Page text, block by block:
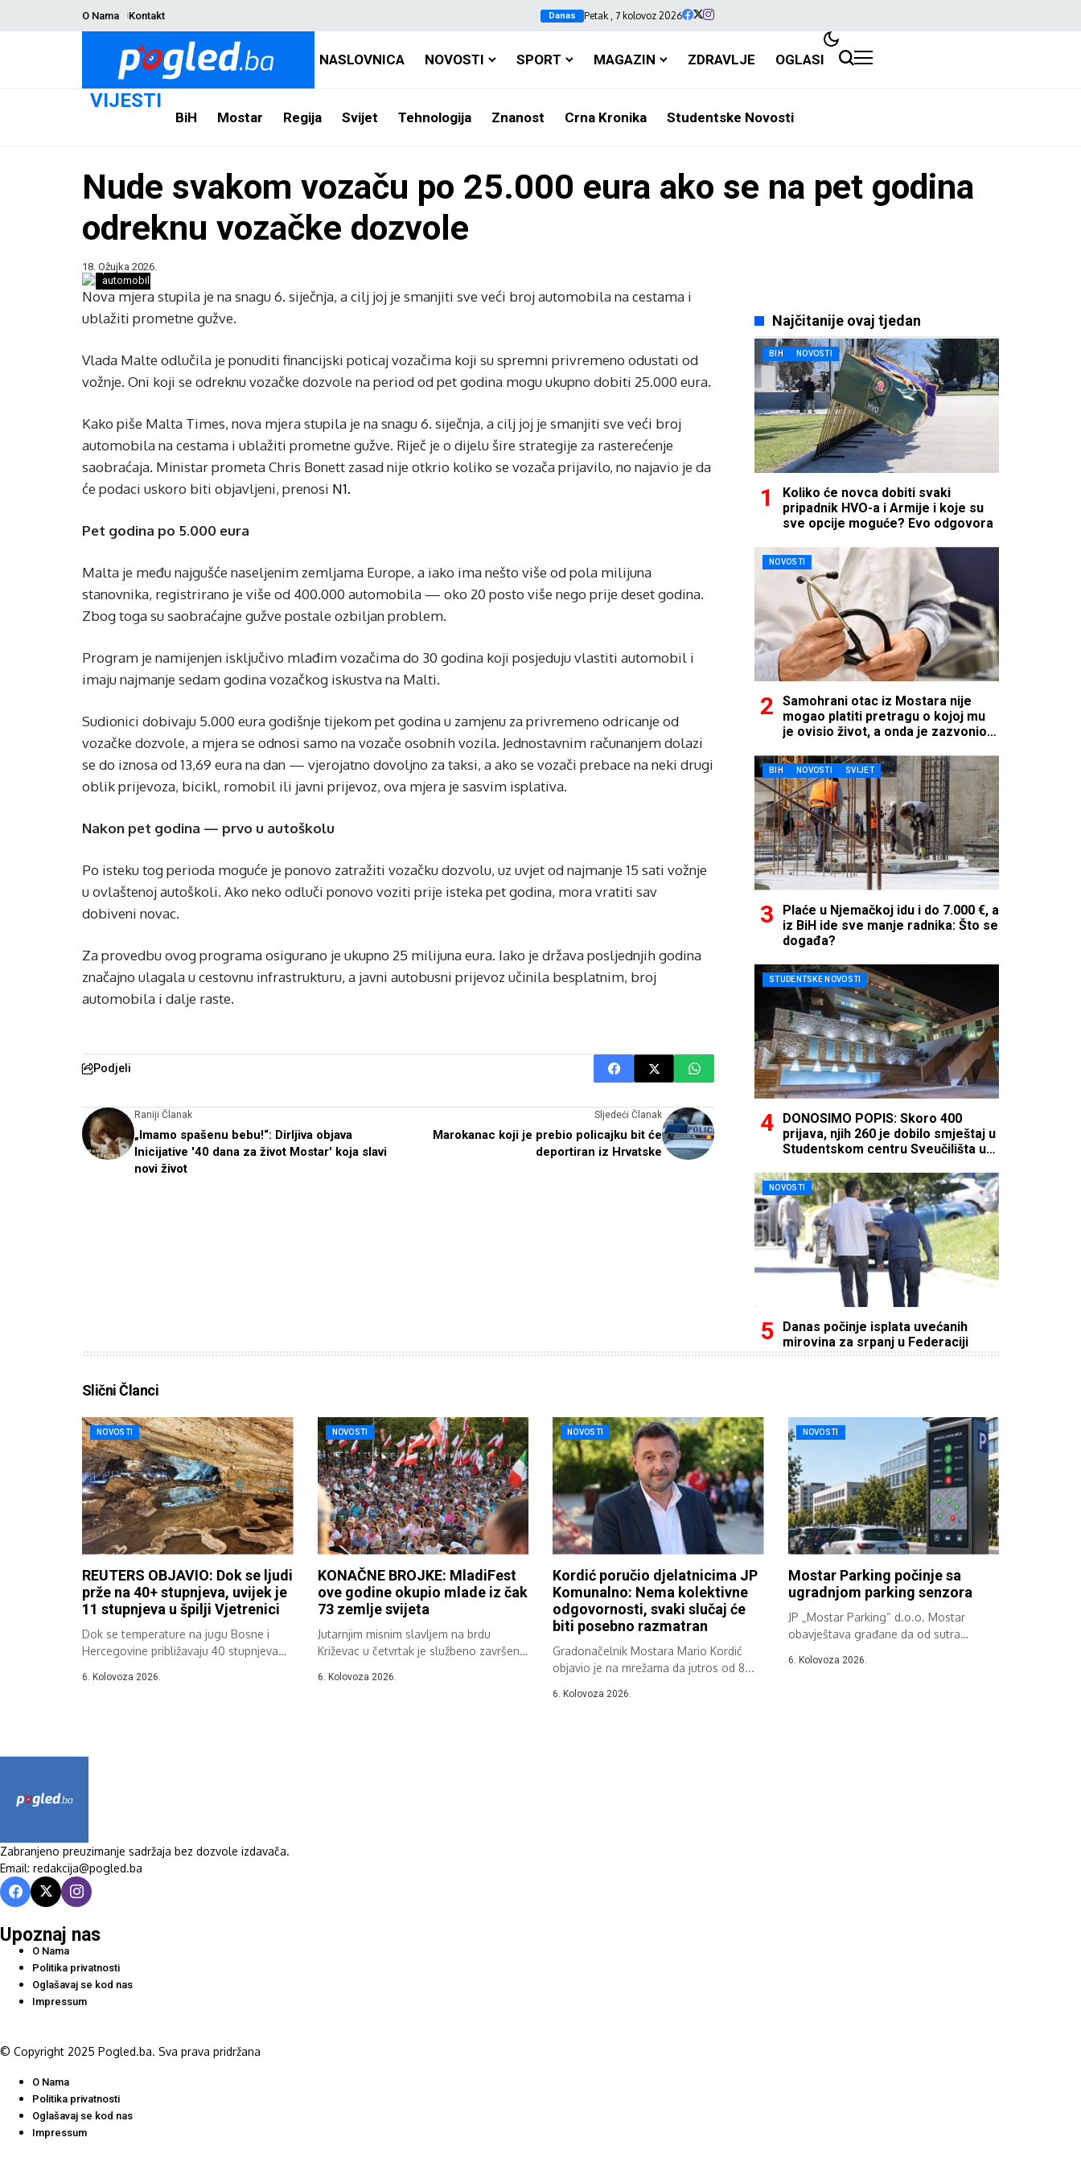
O Nama Kontakt Danas Petak , 7 kolovoz 2026
NASLOVNICA NOVOSTI SPORT MAGAZIN ZDRAVLJE OGLASI
VIJESTI
BiH Mostar Regija Svijet Tehnologija Znanost Crna Kronika Studentske Novosti
Nude svakom vozaču po 25.000 eura ako se na pet godina
odreknu vozačke dozvole
18. Ožujka 2026.
parkirani
automobili/ilustracija
Nova mjera stupila je na snagu 6. siječnja, a cilj joj je smanjiti sve veći broj automobila na cestama i
ublažiti prometne gužve.
Vlada Malte odlučila je ponuditi financijski poticaj vozačima koji su spremni privremeno odustati od
vožnje. Oni koji se odreknu vozačke dozvole na period od pet godina mogu ukupno dobiti 25.000 eura.
Kako piše Malta Times, nova mjera stupila je na snagu 6. siječnja, a cilj joj je smanjiti sve veći broj
automobila na cestama i ublažiti prometne gužve. Riječ je o dijelu šire strategije za rasterećenje
saobraćaja. Ministar prometa Chris Bonett zasad nije otkrio koliko se vozača prijavilo, no najavio je da
će podaci uskoro biti objavljeni, prenosi N1.
Pet godina po 5.000 eura
Malta je među najgušće naseljenim zemljama Europe, a iako ima nešto više od pola milijuna
stanovnika, registrirano je više od 400.000 automobila — oko 20 posto više nego prije deset godina.
Zbog toga su saobraćajne gužve postale ozbiljan problem.
Program je namijenjen isključivo mlađim vozačima do 30 godina koji posjeduju vlastiti automobil i
imaju najmanje sedam godina vozačkog iskustva na Malti.
Sudionici dobivaju 5.000 eura godišnje tijekom pet godina u zamjenu za privremeno odricanje od
vozačke dozvole, a mjera se odnosi samo na vozače osobnih vozila. Jednostavnim računanjem dolazi
se do iznosa od 13,69 eura na dan — vjerojatno dovoljno za taksi, a ako se vozači prebace na neki drugi
oblik prijevoza, bicikl, romobil ili javni prijevoz, ova mjera je sasvim isplativa.
Nakon pet godina — prvo u autoškolu
Po isteku tog perioda moguće je ponovo zatražiti vozačku dozvolu, uz uvjet od najmanje 15 sati vožnje
u ovlaštenoj autoškoli. Ako neko odluči ponovo voziti prije isteka pet godina, mora vratiti sav
dobiveni novac.
Za provedbu ovog programa osigurano je ukupno 25 milijuna eura. Iako je država posljednjih godina
značajno ulagala u cestovnu infrastrukturu, a javni autobusni prijevoz učinila besplatnim, broj
automobila i dalje raste.
Podjeli
Raniji Članak
„Imamo spašenu bebu!“: Dirljiva objava
Inicijative '40 dana za život Mostar' koja slavi
novi život
Sljedeći Članak
Marokanac koji je prebio policajku bit će
deportiran iz Hrvatske
Najčitanije ovaj tjedan
BIH NOVOSTI
Koliko će novca dobiti svaki
pripadnik HVO-a i Armije i koje su
sve opcije moguće? Evo odgovora
NOVOSTI
Samohrani otac iz Mostara nije
mogao platiti pretragu o kojoj mu
je ovisio život, a onda je zazvonio
BIH NOVOSTI SVIJET
Plaće u Njemačkoj idu i do 7.000 €, a
iz BiH ide sve manje radnika: Što se
događa?
STUDENTSKE NOVOSTI
DONOSIMO POPIS: Skoro 400
prijava, njih 260 je dobilo smještaj u
Studentskom centru Sveučilišta u
NOVOSTI
Danas počinje isplata uvećanih
mirovina za srpanj u Federaciji
Slični Članci
NOVOSTI
REUTERS OBJAVIO: Dok se ljudi
prže na 40+ stupnjeva, uvijek je
11 stupnjeva u špilji Vjetrenici
Dok se temperature na jugu Bosne i
Hercegovine približavaju 40 stupnjeva
6. Kolovoza 2026.
NOVOSTI
KONAČNE BROJKE: MladiFest
ove godine okupio mlade iz čak
73 zemlje svijeta
Jutarnjim misnim slavljem na brdu
Križevac u četvrtak je službeno završen
6. Kolovoza 2026.
NOVOSTI
Kordić poručio djelatnicima JP
Komunalno: Nema kolektivne
odgovornosti, svaki slučaj će
biti posebno razmatran
Gradonačelnik Mostara Mario Kordić
objavio je na mrežama da jutros od 8...
6. Kolovoza 2026.
NOVOSTI
Mostar Parking počinje sa
ugradnjom parking senzora
JP „Mostar Parking“ d.o.o. Mostar
obavještava građane da od sutra
6. Kolovoza 2026.
Zabranjeno preuzimanje sadržaja bez dozvole izdavača.
Email: redakcija@pogled.ba
Upoznaj nas
O Nama
Politika privatnosti
Oglašavaj se kod nas
Impressum
© Copyright 2025 Pogled.ba. Sva prava pridržana
O Nama
Politika privatnosti
Oglašavaj se kod nas
Impressum